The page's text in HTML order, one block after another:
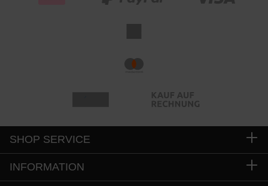
SHOP SERVICE
INFORMATION